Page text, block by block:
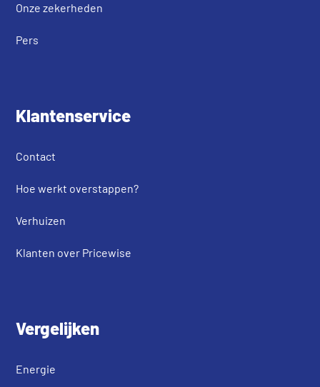
Onze zekerheden
Pers
Klantenservice
Contact
Hoe werkt overstappen?
Verhuizen
Klanten over Pricewise
Vergelijken
Energie